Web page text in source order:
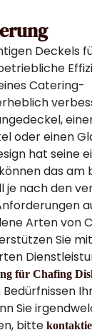
Deckels
Catering-
oder einen
hat seine
das am
je nach den
Arten von
Sie mit
für Chafing
Sie
bitte